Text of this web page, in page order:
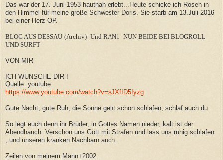
Das war der 17. Juni 1953 hautnah erlebt...Heute schicke ich Rosen in
den Himmel für meine große Schwester Doris. Sie starb am 13.Juli 2016
bei einer Herz-OP.
BLOG AUS DESSAU-(Archiv)- Und RAN1- NUN BEIDE BEI BLOGROLL
UND SURFT
VON MIR
ICH WÜNSCHE DIR !
Quelle:.youtube
https://www.youtube.com/watch?v=sJXfID5Iyzg
Gute Nacht, gute Ruh, die Sonne geht schon schlafen, schlaf auch du
So legt euch denn ihr Brüder, in Gottes Namen nieder, kalt ist der
Abendhauch. Verschon uns Gott mit Strafen und lass uns ruhig schlafen
, und unseren kranken Nachbarn auch.
Zeilen von meinem Mann+2002